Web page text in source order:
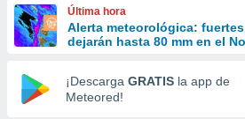
y
forma
digital
basada
Última hora
Alerta meteorológica:
dejarán hasta 80 mm en el
¡Descarga GRATIS la app de
Meteored!